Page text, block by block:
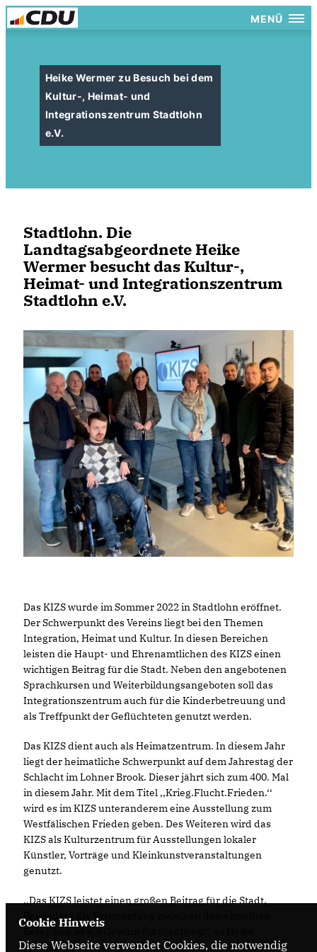
MENÜ
Heike Wermer zu Besuch bei dem
Kultur-, Heimat- und
Integrationszentrum Stadtlohn
e.V.
Stadtlohn. Die
Landtagsabgeordnete Heike
Wermer besucht das Kultur-,
Heimat- und Integrationszentrum
Stadtlohn e.V.
Das KIZS wurde im Sommer 2022 in Stadtlohn eröffnet.
Der Schwerpunkt des Vereins liegt bei den Themen
Integration, Heimat und Kultur. In diesen Bereichen
leisten die Haupt- und Ehrenamtlichen des KIZS einen
wichtigen Beitrag für die Stadt. Neben den angebotenen
Sprachkursen und Weiterbildungsangeboten soll das
Integrationszentrum auch für die Kinderbetreuung und
als Treffpunkt der Geflüchteten genutzt werden.
Das KIZS dient auch als Heimatzentrum. In diesem Jahr
liegt der heimatliche Schwerpunkt auf dem Jahrestag der
Schlacht im Lohner Brook. Dieser jährt sich zum 400. Mal
in diesem Jahr. Mit dem Titel ,,Krieg.Flucht.Frieden.‘‘
wird es im KIZS unteranderem eine Ausstellung zum
Westfälischen Frieden geben. Des Weiteren wird das
KIZS als Kulturzentrum für Ausstellungen lokaler
Künstler, Vorträge und Kleinkunstveranstaltungen
genutzt.
,,Das KIZS leistet einen großen Beitrag für die Stadt.
Besonders die Verknüpfung zwischen den einzelnen
Wermer.
Cookie Hinweis
Diese Webseite verwendet Cookies, die notwendig